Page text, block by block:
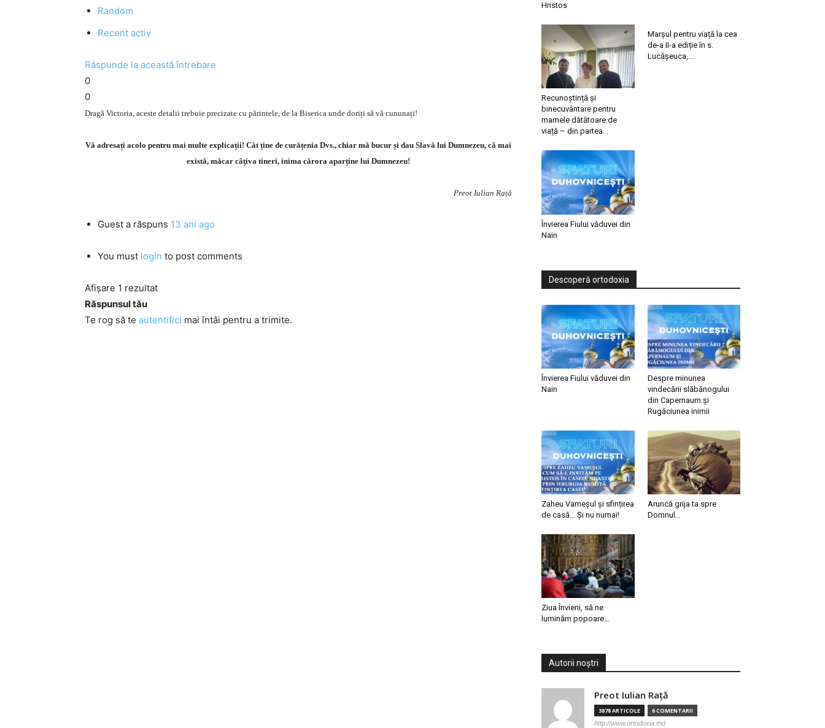
Random
Recent activ
Răspunde la această întrebare
0
0
Dragă Victoria, aceste detalii trebuie precizate cu părintele, de la Biserica unde doriți să vă cununați!
Vă adresați acolo pentru mai multe explicații! Cât ține de curățenia Dvs., chiar mă bucur și dau Slavă lui Dumnezeu, că mai
există, măcar câțiva tineri, inima cărora aparține lui Dumnezeu!
Preot Iulian Rață
Guest a răspuns 13 ani ago
You must login to post comments
Afișare 1 rezultat
Răspunsul tău
Te rog să te autentifici mai întâi pentru a trimite.
Hristos
Recunoștință și
binecuvântare pentru
mamele dătătoare de
viață – din partea...
Marșul pentru viață la cea
de-a II-a ediție în s.
Lucășeuca,...
Învierea Fiului văduvei din
Nain
Descoperă ortodoxia
Învierea Fiului văduvei din
Nain
Despre minunea
vindecării slăbănogului
din Capernaum și
Rugăciunea inimii
Zaheu Vameșul și sfințirea
de casă… Și nu numai!
Aruncă grija ta spre
Domnul…
Ziua Învierii, să ne
luminăm popoare…
Autorii noștri
Preot Iulian Raţă
3878 ARTICOLE 6 COMENTARII
http://www.ortodoxia.md